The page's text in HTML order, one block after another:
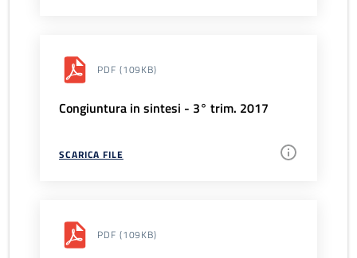
PDF (109KB)
Congiuntura in sintesi - 3° trim. 2017
SCARICA FILE
PDF (109KB)